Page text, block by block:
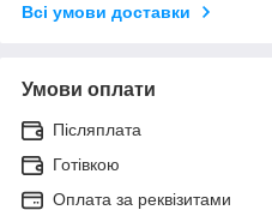
Всі умови доставки
Умови оплати
Післяплата
Готівкою
Оплата за реквізитами